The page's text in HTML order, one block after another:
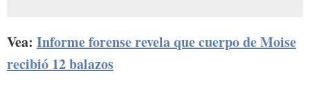
Vea: Informe forense revela que cuerpo de Moise
recibió 12 balazos